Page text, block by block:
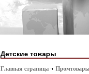
Детские товары
Главная страница Промтовары